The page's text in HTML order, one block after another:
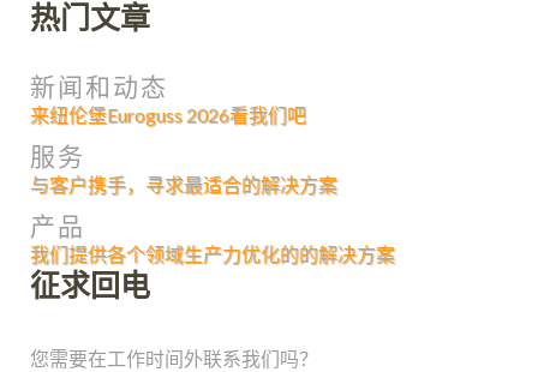
热门文章
新闻和动态
来纽伦堡Euroguss 2026看我们吧
服务
与客户携手，寻求最适合的解决方案
产品
我们提供各个领域生产力优化的的解决方案
征求回电
您需要在工作时间外联系我们吗？